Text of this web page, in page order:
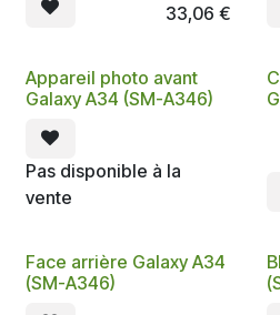
33,06 €
Appareil photo avant
Galaxy A34 (SM-A346)
Pas disponible à la
vente
Face arrière Galaxy A34
(SM-A346)